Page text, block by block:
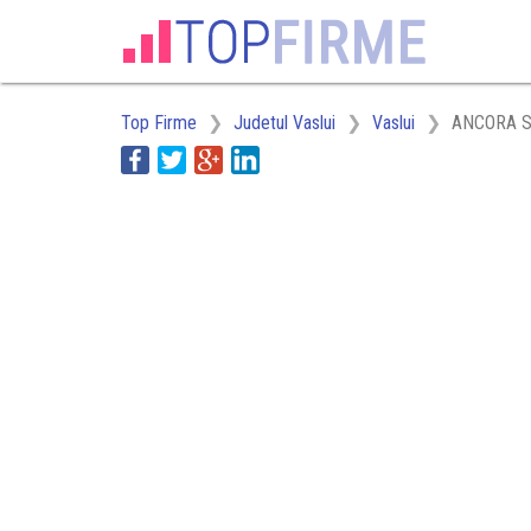
Top Firme Judetul Vaslui Vaslui ANCORA